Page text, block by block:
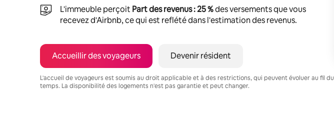
L'immeuble perçoit Part des revenus : 25 %des versements que vous
recevez d'Airbnb, ce qui est reflété dans l'estimation des revenus.
Accueillir des voyageurs Devenir résident
L'accueil de voyageurs est soumis au droit applicable et à des restrictions, qui peuvent évoluer au fil du
temps. La disponibilité des logements n'est pas garantie et peut changer.